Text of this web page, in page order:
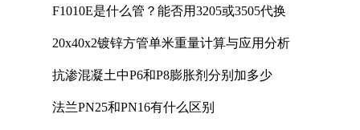
F1010E是什么管？能否用3205或3505代换
20x40x2镀锌方管单米重量计算与应用分析
抗渗混凝土中P6和P8膨胀剂分别加多少
法兰PN25和PN16有什么区别